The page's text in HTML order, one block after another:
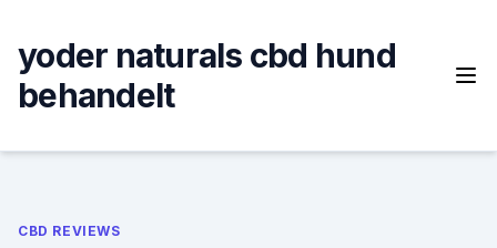
content
yoder naturals cbd hund
behandelt
CBD REVIEWS